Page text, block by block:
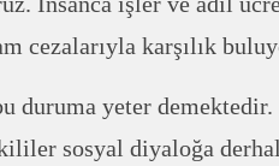
cezalarıyla karşılık
duruma yeter demektedir.
sosyal diyaloğa